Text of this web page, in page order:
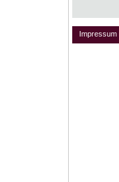
Impressum